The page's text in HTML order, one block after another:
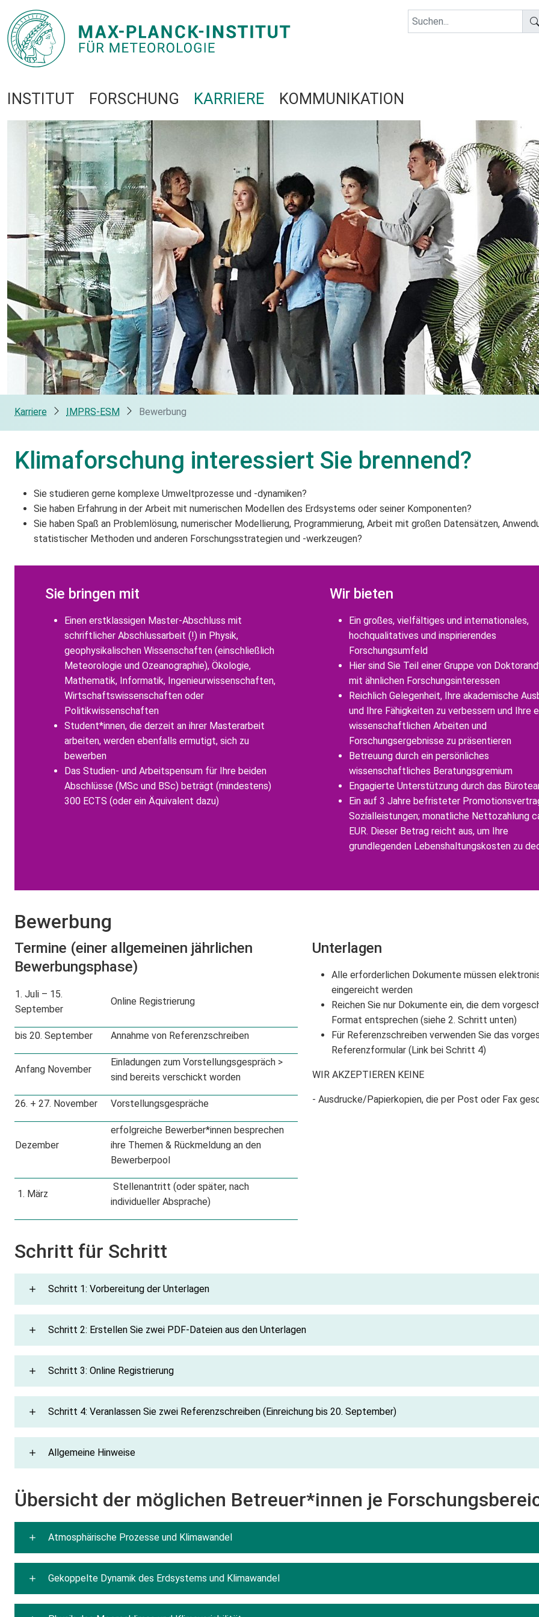
INSTITUT FORSCHUNG KARRIERE KOMMUNIKATION
Karriere IMPRS-ESM Bewerbung
Klimaforschung interessiert Sie brennend?
Sie studieren gerne komplexe Umweltprozesse und -dynamiken?
Sie haben Erfahrung in der Arbeit mit numerischen Modellen des Erdsystems oder seiner Komponenten?
Sie haben Spaß an Problemlösung, numerischer Modellierung, Programmierung, Arbeit mit großen Datensätzen,
statistischer Methoden und anderen Forschungsstrategien und -werkzeugen?
Sie bringen mit
Einen erstklassigen Master-Abschluss mit
schriftlicher Abschlussarbeit (!) in Physik,
geophysikalischen Wissenschaften (einschließlich
Meteorologie und Ozeanographie), Ökologie,
Mathematik, Informatik, Ingenieurwissenschaften,
Wirtschaftswissenschaften oder
Politikwissenschaften
Student*innen, die derzeit an ihrer Masterarbeit
arbeiten, werden ebenfalls ermutigt, sich zu
bewerben
Das Studien- und Arbeitspensum für Ihre beiden
Abschlüsse (MSc und BSc) beträgt (mindestens)
300 ECTS (oder ein Äquivalent dazu)
Wir bieten
Ein großes, vielfältiges und internationales,
hochqualitatives und inspirierendes
Forschungsumfeld
Hier sind Sie Teil einer Gruppe von
mit ähnlichen Forschungsinteressen
Reichlich Gelegenheit, Ihre akademische
und Ihre Fähigkeiten zu verbessern und Ihre
wissenschaftlichen Arbeiten und
Forschungsergebnisse zu präsentieren
Betreuung durch ein persönliches
wissenschaftliches Beratungsgremium
Engagierte Unterstützung durch das
Ein auf 3 Jahre befristeter
Sozialleistungen; monatliche Nettozahlung
EUR. Dieser Betrag reicht aus, um Ihre
grundlegenden Lebenshaltungskosten zu
Bewerbung
Termine (einer allgemeinen jährlichen
Bewerbungsphase)
1. Juli – 15.
September
Online Registrierung
bis 20. September Annahme von Referenzschreiben
Anfang November
Einladungen zum Vorstellungsgespräch >
sind bereits verschickt worden
26. + 27. November Vorstellungsgespräche
Dezember
erfolgreiche Bewerber*innen besprechen
ihre Themen & Rückmeldung an den
Bewerberpool
1. März
Stellenantritt (oder später, nach
individueller Absprache)
Unterlagen
Alle erforderlichen Dokumente müssen
eingereicht werden
Reichen Sie nur Dokumente ein, die dem
Format entsprechen (siehe 2. Schritt unten)
Für Referenzschreiben verwenden Sie das
Referenzformular (Link bei Schritt 4)
WIR AKZEPTIEREN KEINE
- Ausdrucke/Papierkopien, die per Post oder Fax
Schritt für Schritt
Schritt 1: Vorbereitung der Unterlagen
Schritt 2: Erstellen Sie zwei PDF-Dateien aus den Unterlagen
Schritt 3: Online Registrierung
Schritt 4: Veranlassen Sie zwei Referenzschreiben (Einreichung bis 20. September)
Allgemeine Hinweise
Übersicht der möglichen Betreuer*innen je
Atmosphärische Prozesse und Klimawandel
Gekoppelte Dynamik des Erdsystems und Klimawandel